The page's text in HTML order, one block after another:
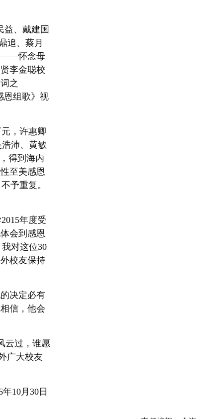
益、戴建国
追、蔡月
——怀念母
李金聪校
之
恩组歌》视
，许惠卿
沛、黄敏
得到海内
至美感恩
予重复。
年度受
会到感恩
对这位30
校友保持
决定必有
信，他会
云过，谁愿
广大校友
年10月30日